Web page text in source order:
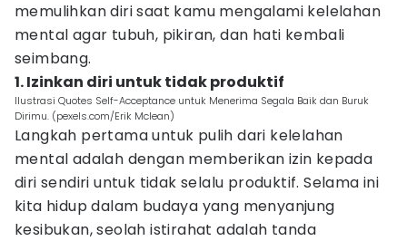
memulihkan diri saat kamu mengalami kelelahan
mental agar tubuh, pikiran, dan hati kembali
seimbang.
1. Izinkan diri untuk tidak produktif
Ilustrasi Quotes Self-Acceptance untuk Menerima Segala Baik dan Buruk
Dirimu. (pexels.com/Erik Mclean)
Langkah pertama untuk pulih dari kelelahan
mental adalah dengan memberikan izin kepada
diri sendiri untuk tidak selalu produktif. Selama ini
kita hidup dalam budaya yang menyanjung
kesibukan, seolah istirahat adalah tanda